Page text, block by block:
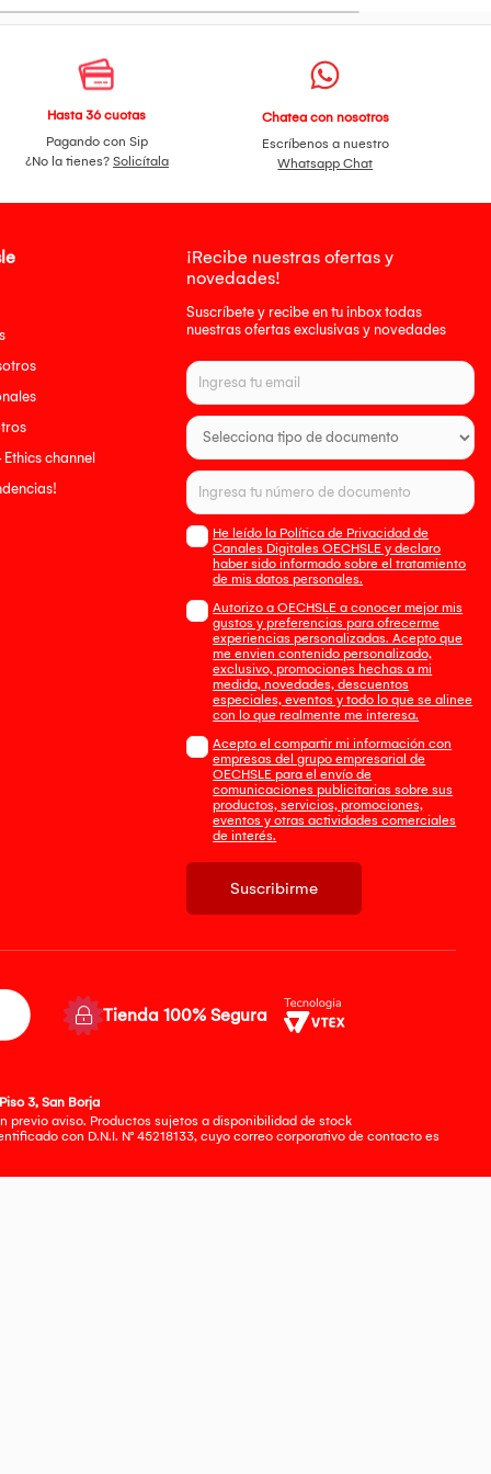
Hasta 36 cuotas
Pagando con Sip
¿No la tienes? Solicítala
Chatea con nosotros
Escríbenos a nuestro
Whatsapp Chat
channel
¡Recibe nuestras ofertas y
novedades!
Suscríbete y recibe en tu inbox todas
nuestras ofertas exclusivas y novedades
He leído la Política de Privacidad de
Canales Digitales OECHSLE y declaro
haber sido informado sobre el tratamiento
de mis datos personales.
Autorizo a OECHSLE a conocer mejor mis
gustos y preferencias para ofrecerme
experiencias personalizadas. Acepto que
me envien contenido personalizado,
exclusivo, promociones hechas a mi
medida, novedades, descuentos
especiales, eventos y todo lo que se alinee
con lo que realmente me interesa.
Acepto el compartir mi información con
empresas del grupo empresarial de
OECHSLE para el envío de
comunicaciones publicitarias sobre sus
productos, servicios, promociones,
eventos y otras actividades comerciales
de interés.
Suscribirme
Tienda 100% Segura
3, San Borja
previo aviso. Productos sujetos a disponibilidad de stock
con D.N.I. N° 45218133, cuyo correo corporativo de contacto es